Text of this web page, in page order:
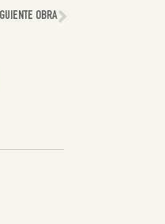
OBRA